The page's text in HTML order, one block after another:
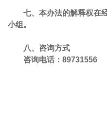
七、本办法的解释权在
小组。
八、咨询方式
咨询电话： 89731556